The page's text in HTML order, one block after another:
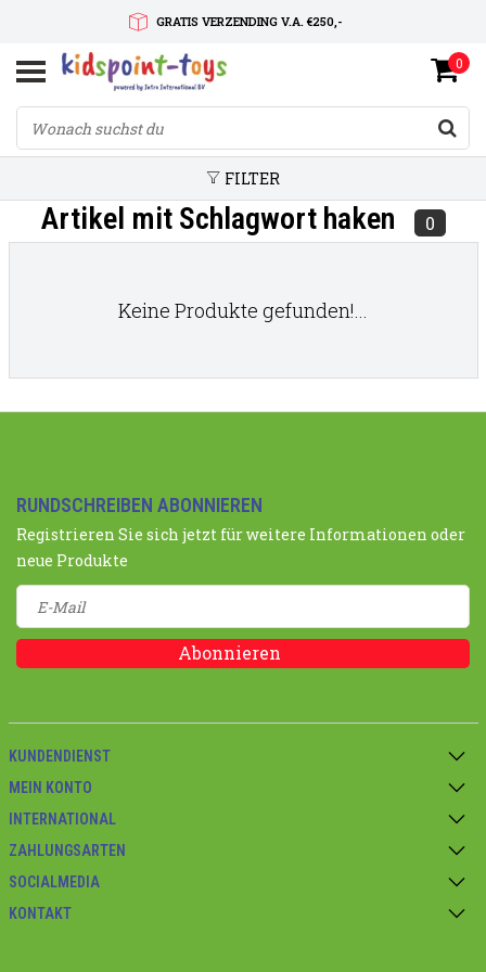
GRATIS VERZENDING V.A. €250,-
SNELLE LEVERTIJD
SERVICE OP MAAT
0
FILTER
Artikel mit Schlagwort haken 0
Keine Produkte gefunden!...
RUNDSCHREIBEN ABONNIEREN
Registrieren Sie sich jetzt für weitere Informationen oder
neue Produkte
Abonnieren
KUNDENDIENST
MEIN KONTO
INTERNATIONAL
ZAHLUNGSARTEN
SOCIALMEDIA
KONTAKT